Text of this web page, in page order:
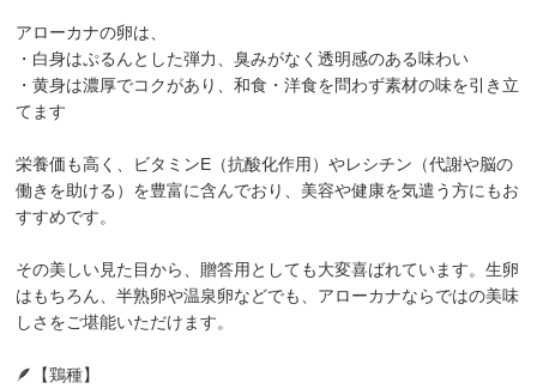
アローカナの卵は、
・白身はぷるんとした弾力、臭みがなく透明感のある味わい
・黄身は濃厚でコクがあり、和食・洋食を問わず素材の味を引き立
てます
栄養価も高く、ビタミンE（抗酸化作用）やレシチン（代謝や脳の
働きを助ける）を豊富に含んでおり、美容や健康を気遣う方にもお
すすめです。
その美しい見た目から、贈答用としても大変喜ばれています。生卵
はもちろん、半熟卵や温泉卵などでも、アローカナならではの美味
しさをご堪能いただけます。
🪶【鶏種】